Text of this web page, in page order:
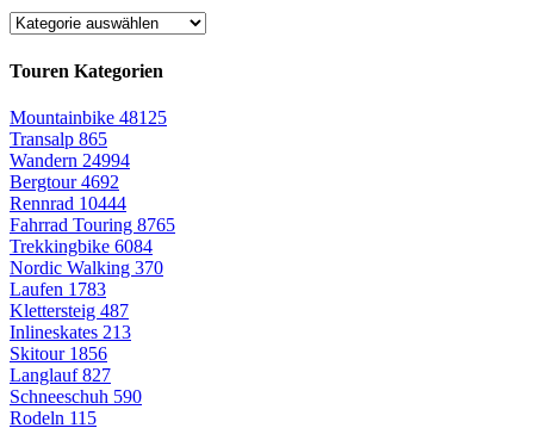
Touren Kategorien
Mountainbike 48125
Transalp 865
Wandern 24994
Bergtour4692
Rennrad 10444
Fahrrad Touring 8765
Trekkingbike 6084
Nordic Walking 370
Laufen 1783
Klettersteig 487
Inlineskates 213
Skitour 1856
Langlauf827
Schneeschuh 590
Rodeln 115